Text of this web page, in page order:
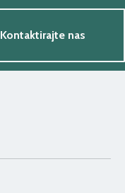
Kontaktirajte nas